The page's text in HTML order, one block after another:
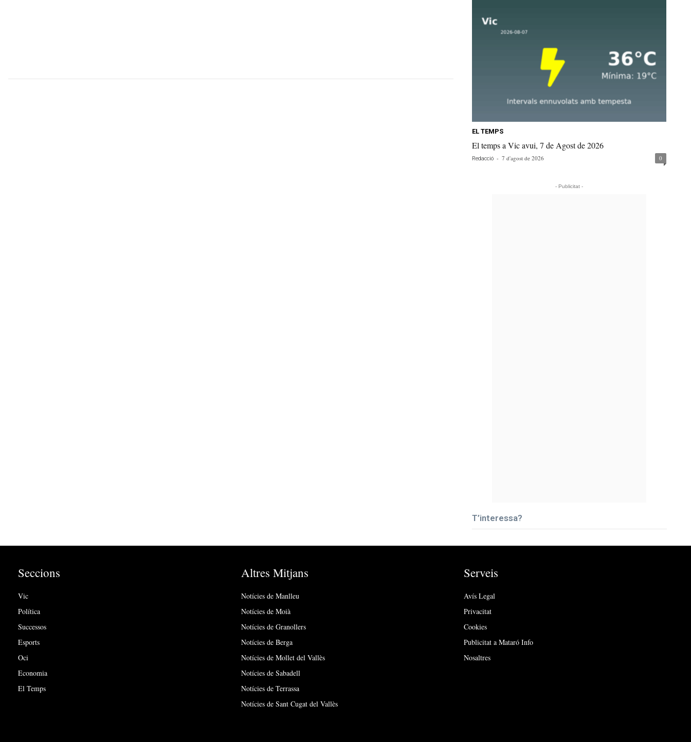
EL TEMPS
El temps a Vic avui, 7 de Agost de 2026
Redacció - 7 d'agost de 2026 0
- Publicitat -
T’interessa?
Seccions
Vic
Política
Successos
Esports
Oci
Economia
El Temps
Altres Mitjans
Notícies de Manlleu
Notícies de Moià
Notícies de Granollers
Notícies de Berga
Notícies de Mollet del Vallès
Notícies de Sabadell
Notícies de Terrassa
Notícies de Sant Cugat del Vallès
Serveis
Avís Legal
Privacitat
Cookies
Publicitat a Mataró Info
Nosaltres